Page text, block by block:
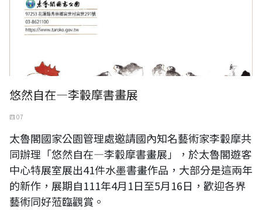
悠然自在—李轂摩書畫展
四 07
太魯閣國家公園管理處邀請國內知名藝術家李轂摩共
同辦理「悠然自在—李轂摩書畫展」，於太魯閣遊客
中心特展室展出41件水墨書畫作品，大部分是這兩年
的新作，展期自111年4月1日至5月16日，歡迎各界
藝術同好蒞臨觀賞。